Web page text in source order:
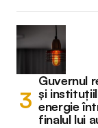
Guvernul
și
energie
finalul lui